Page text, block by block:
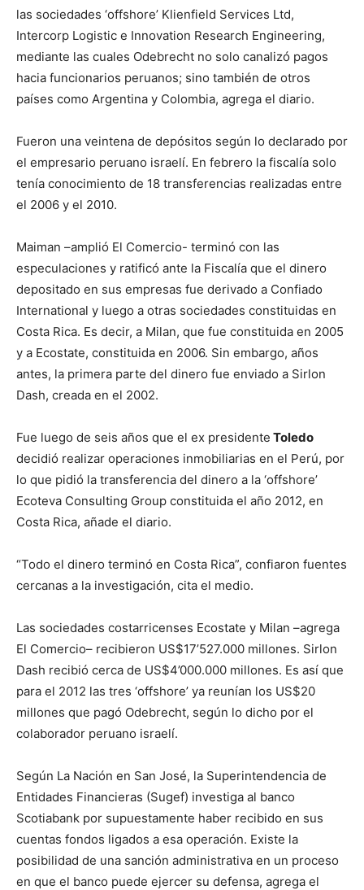
las sociedades ‘offshore’ Klienfield Services Ltd,
Intercorp Logistic e Innovation Research Engineering,
mediante las cuales Odebrecht no solo canalizó pagos
hacia funcionarios peruanos; sino también de otros
países como Argentina y Colombia, agrega el diario.
Fueron una veintena de depósitos según lo declarado por
el empresario peruano israelí. En febrero la fiscalía solo
tenía conocimiento de 18 transferencias realizadas entre
el 2006 y el 2010.
Maiman –amplió El Comercio- terminó con las
especulaciones y ratificó ante la Fiscalía que el dinero
depositado en sus empresas fue derivado a Confiado
International y luego a otras sociedades constituidas en
Costa Rica. Es decir, a Milan, que fue constituida en 2005
y a Ecostate, constituida en 2006. Sin embargo, años
antes, la primera parte del dinero fue enviado a Sirlon
Dash, creada en el 2002.
Fue luego de seis años que el ex presidente Toledo
decidió realizar operaciones inmobiliarias en el Perú, por
lo que pidió la transferencia del dinero a la ‘offshore’
Ecoteva Consulting Group constituida el año 2012, en
Costa Rica, añade el diario.
“Todo el dinero terminó en Costa Rica”, confiaron fuentes
cercanas a la investigación, cita el medio.
Las sociedades costarricenses Ecostate y Milan –agrega
El Comercio– recibieron US$17’527.000 millones. Sirlon
Dash recibió cerca de US$4’000.000 millones. Es así que
para el 2012 las tres ‘offshore’ ya reunían los US$20
millones que pagó Odebrecht, según lo dicho por el
colaborador peruano israelí.
Según La Nación en San José, la Superintendencia de
Entidades Financieras (Sugef) investiga al banco
Scotiabank por supuestamente haber recibido en sus
cuentas fondos ligados a esa operación. Existe la
posibilidad de una sanción administrativa en un proceso
en que el banco puede ejercer su defensa, agrega el